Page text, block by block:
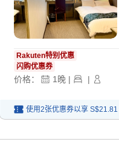
Rakuten特别优惠
闪购优惠券
价格： 1晚 | |
使用2张优惠券以享 S$21.81